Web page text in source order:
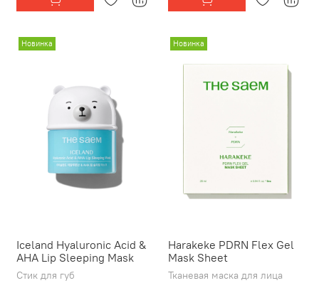
Новинка
Iceland Hyaluronic Acid &
AHA Lip Sleeping Mask
Стик для губ
Новинка
Harakeke PDRN Flex Gel
Mask Sheet
Тканевая маска для лица